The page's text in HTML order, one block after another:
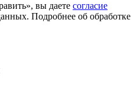
вы даете согласие
Подробнее об обработке